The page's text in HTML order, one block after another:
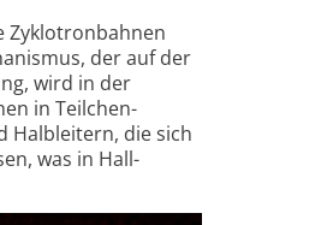
Zyklotron­bahnen
der auf der
wird in der
in Teilchen­
Halbleitern, die sich
was in Hall-